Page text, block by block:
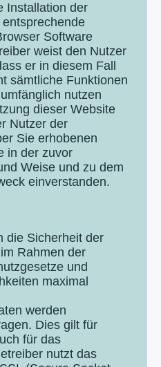
Installation der
Software
weist den Nutzer
er in diesem Fall
sämtliche Funktionen
nutzen
dieser Website
Nutzer der
Sie erhobenen
in der zuvor
Weise und zu dem
einverstanden.
die Sicherheit der
Rahmen der
und
maximal
werden
Dies gilt für
für das
nutzt das